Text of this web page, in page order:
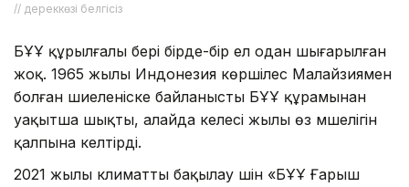
// дереккөзі белгісіз
БҰҰ құрылғалы бері бірде-бір ел одан шығарылған
жоқ. 1965 жылы Индонезия көршілес Малайзиямен
болған шиеленіске байланысты БҰҰ құрамынан
уақытша шықты, алайда келесі жылы өз мүшелігін
қалпына келтірді.
2021 жылы климатты бақылау үшін «БҰҰ Ғарыш